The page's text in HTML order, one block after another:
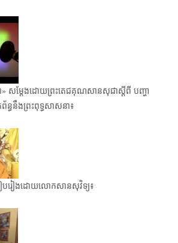
» សម្តែងដោយព្រះតេជគុណសានសុជាស្តីពី បញ្ហា
ន្ធនឹងព្រះពុទ្ធសាសនា៖
ៀបរៀងដោយលោកសានសុវិទ្យ៖